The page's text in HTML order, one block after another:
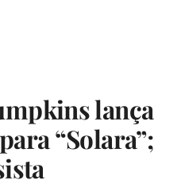
lança
“Solara”;